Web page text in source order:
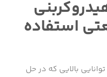
استفاده
بالایی که در حل